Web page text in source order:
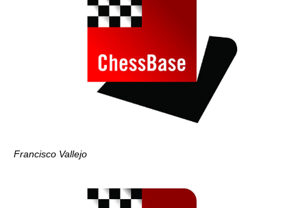
Francisco Vallejo